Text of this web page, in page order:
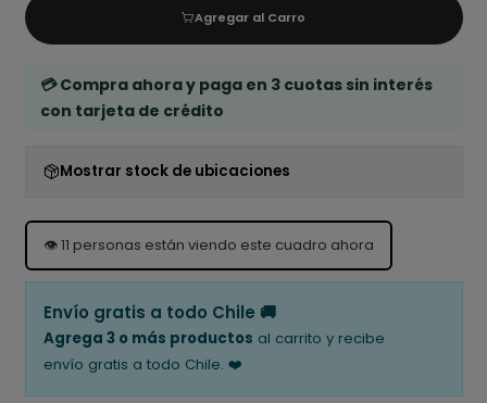
Agregar al Carro
💳 Compra ahora y paga en 3 cuotas sin interés
con tarjeta de crédito
Mostrar stock de ubicaciones
👁️11 personas están viendo este cuadro ahora
Envío gratis a todo Chile 🚚
Agrega 3 o más productos al carrito y recibe
envío gratis a todo Chile. ❤️